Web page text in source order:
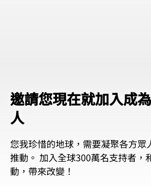
邀請您現在就加入成
人
您我珍惜的地球，需要凝聚各方眾
推動。 加入全球300萬名支持者，
動，帶來改變！